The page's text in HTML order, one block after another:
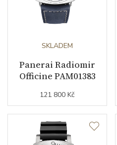
Luminiscence
Řemínek / Spona
Materiál řemínku
SKLADEM
Panerai Radiomir
Officine PAM01383
121 800 Kč